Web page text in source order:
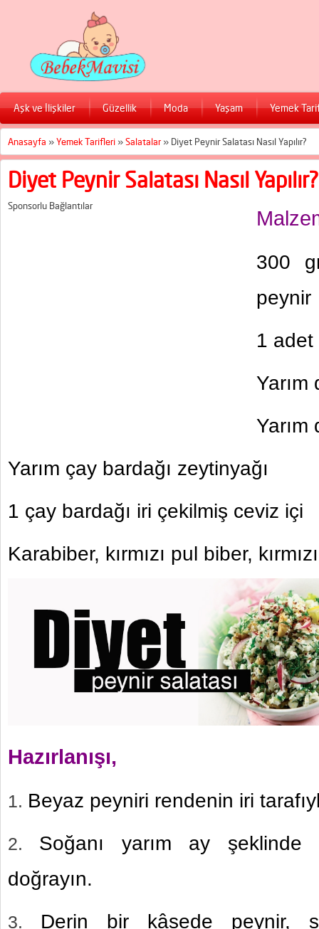
Aşk ve İlişkiler Güzellik Moda Yaşam Yemek
Anasayfa »Yemek Tarifleri »Salatalar » Diyet Peynir Salatası Nasıl Yapılır?
Diyet Peynir Salatası Nasıl Yapılır?
Sponsorlu Bağlantılar
300
peynir
1 adet
Yarım çay bardağı zeytinyağı
1 çay bardağı iri çekilmiş ceviz içi
Karabiber, kırmızı pul biber,
Hazırlanışı,
Beyaz peyniri rendenin iri
Soğanı yarım ay
doğrayın.
Derin bir kâsede peynir,